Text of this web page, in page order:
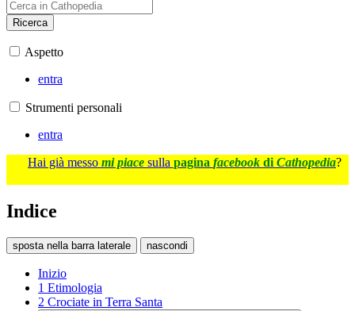
Ricerca
Aspetto
entra
Strumenti personali
entra
Hai già messo mi piace sulla pagina facebook di Cathopedia?
Indice
sposta nella barra laterale nascondi
Inizio
1 Etimologia
2 Crociate in Terra Santa